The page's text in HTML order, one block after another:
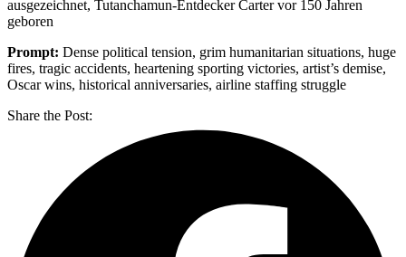
ausgezeichnet, Tutanchamun-Entdecker Carter vor 150 Jahren
geboren
Prompt: Dense political tension, grim humanitarian situations, huge
fires, tragic accidents, heartening sporting victories, artist’s demise,
Oscar wins, historical anniversaries, airline staffing struggle
Share the Post: